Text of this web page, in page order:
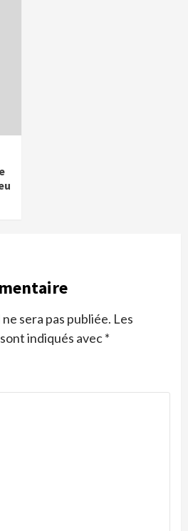
sera pas publiée. Les
indiqués avec*